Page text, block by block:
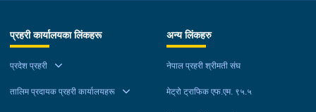
प्रहरी कार्यालयका लिंकहरू
प्रदेश प्रहरी
तालिम प्रदायक प्रहरी कार्यालयहरू
अन्य लिंकहरु
नेपाल प्रहरी श्रीमती संघ
मेट्रो ट्राफिक एफ.एम. ९५.५